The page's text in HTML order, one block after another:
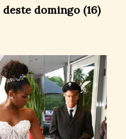
domingo (16)